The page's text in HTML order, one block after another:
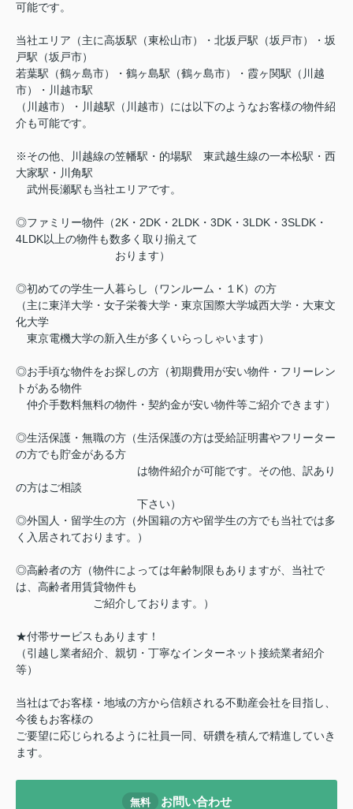
可能です。
当社エリア（主に高坂駅（東松山市）・北坂戸駅（坂戸市）・坂
戸駅（坂戸市）
若葉駅（鶴ヶ島市）・鶴ヶ島駅（鶴ヶ島市）・霞ヶ関駅（川越
市）・川越市駅
（川越市）・川越駅（川越市）には以下のようなお客様の物件紹
介も可能です。
※その他、川越線の笠幡駅・的場駅 東武越生線の一本松駅・西
大家駅・川角駅
武州長瀬駅も当社エリアです。
◎ファミリー物件（2K・2DK・2LDK・3DK・3LDK・3SLDK・
4LDK以上の物件も数多く取り揃えて
おります）
◎初めての学生一人暮らし（ワンルーム・１K）の方
（主に東洋大学・女子栄養大学・東京国際大学城西大学・大東文
化大学
東京電機大学の新入生が多くいらっしゃいます）
◎お手頃な物件をお探しの方（初期費用が安い物件・フリーレン
トがある物件
仲介手数料無料の物件・契約金が安い物件等ご紹介できます）
◎生活保護・無職の方（生活保護の方は受給証明書やフリーター
の方でも貯金がある方
は物件紹介が可能です。その他、訳あり
の方はご相談
下さい）
◎外国人・留学生の方（外国籍の方や留学生の方でも当社では多
く入居されております。）
◎高齢者の方（物件によっては年齢制限もありますが、当社で
は、高齢者用賃貸物件も
ご紹介しております。）
★付帯サービスもあります！
（引越し業者紹介、親切・丁寧なインターネット接続業者紹介
等）
当社はでお客様・地域の方から信頼される不動産会社を目指し、
今後もお客様の
ご要望に応じられるように社員一同、研鑽を積んで精進していき
ます。
無料 お問い合わせ